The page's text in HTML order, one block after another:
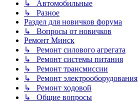
↳ Автомобильные
↳ Разное
Раздел для новичков форума
↳ Вопросы от новичков
Ремонт Минск
↳ Ремонт силового агрегата
↳ Ремонт системы питания
↳ Ремонт трансмиссии
↳ Ремонт электрооборудования
↳ Ремонт ходовой
↳ Общие вопросы